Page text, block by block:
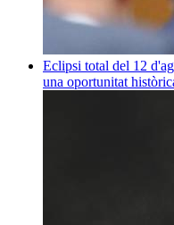
Eclipsi total del 12
una oportunitat